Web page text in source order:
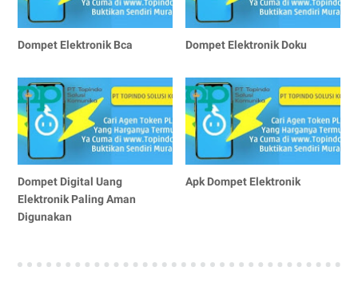
Dompet Elektronik Bca Dompet Elektronik Doku
Dompet Digital Uang
Elektronik Paling Aman
Digunakan
Apk Dompet Elektronik